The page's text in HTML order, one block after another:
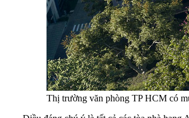
Thị trường văn phòng TP HCM có